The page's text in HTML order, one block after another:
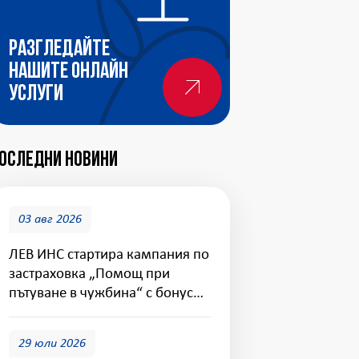
Разгледайте
нашите онлайн
услуги
новини
03 авг 2026
ЛЕВ ИНС стартира кампания по
застраховка „Помощ при
пътуване в чужбина“ с бонус
покритие за дома
29 юли 2026